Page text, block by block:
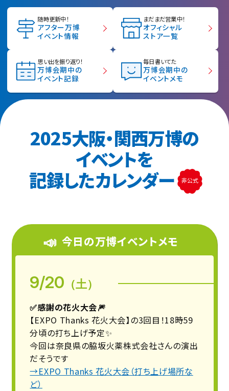
随時更新中！
アフター万博
イベント情報
まだまだ営業中！
オフィシャル
ストア一覧
思い出を振り返り！
万博会期中の
イベント記録
毎日書いてた
万博会期中の
イベントメモ
2025大阪・関西万博の
イベントを
記録したカレンダー 非公式
📣 今日の万博イベントメモ
9/20 （土）
✅感謝の花火大会🎆
【EXPO Thanks 花火大会】の3回目！18時59
分頃の打ち上げ予定✨
今回は奈良県の脇坂火薬株式会社さんの演出
だそうです
→EXPO Thanks 花火大会（打ち上げ場所な
ど）